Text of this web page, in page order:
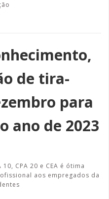
de tira-
para
ano de 2023
CPA 20 e CEA é ótima
aos empregados da